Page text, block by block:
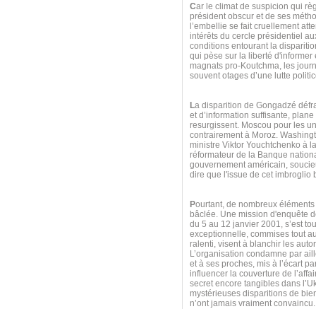
Car le climat de suspicion qui
président obscur et de ses
l’embellie se fait cruellement
intérêts du cercle présidentiel
conditions entourant la
qui pèse sur la liberté
magnats pro-Koutchma, les
souvent otages d’une lutte
La disparition de Gongadzé
et d’information suffisante,
resurgissent. Moscou pour les
contrairement à Moroz.
ministre Viktor Youchtchenko à
réformateur de la Banque
gouvernement américain,
dire que l'issue de cet imbroglio
Pourtant, de nombreux
bâclée. Une mission d'enquête
du 5 au 12 janvier 2001, s’est
exceptionnelle, commises tout
ralenti, visent à blanchir les
L’organisation condamne par
et à ses proches, mis à l’écart
influencer la couverture de
secret encore tangibles dans
mystérieuses disparitions de
n’ont jamais vraiment convaincu.